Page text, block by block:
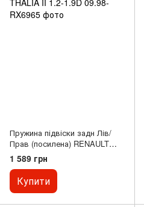
Пружина підвіски задн Лів/
Прав (посилена) RENAULT
CLIO II, THALIA I, THALIA II
1.2-1.9D 09.98-
1 589 грн
Купити